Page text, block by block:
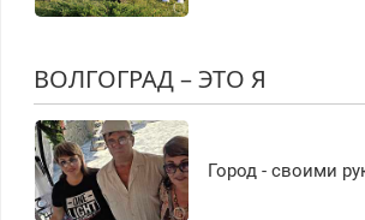
ВОЛГОГРАД – ЭТО Я
Город - своими